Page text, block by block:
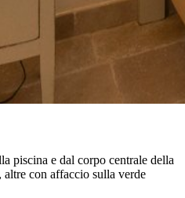
piscina e dal corpo centrale della
altre con affaccio sulla verde